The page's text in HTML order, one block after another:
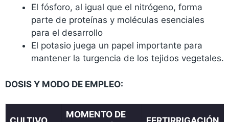
El fósforo, al igual que el nitrógeno, forma
parte de proteínas y moléculas esenciales
para el desarrollo
El potasio juega un papel importante para
mantener la turgencia de los tejidos vegetales.
DOSIS Y MODO DE EMPLEO:
MOMENTO DE